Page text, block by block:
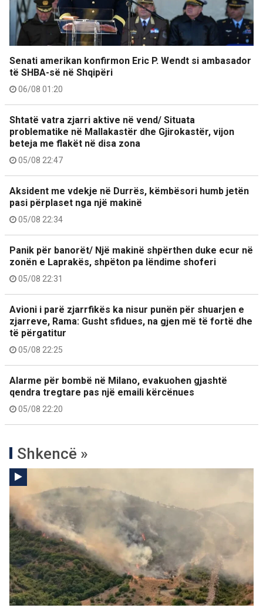
Senati amerikan konfirmon Eric P. Wendt si ambasador
të SHBA-së në Shqipëri
06/08 01:20
Shtatë vatra zjarri aktive në vend/ Situata
problematike në Mallakastër dhe Gjirokastër, vijon
beteja me flakët në disa zona
05/08 22:47
Aksident me vdekje në Durrës, këmbësori humb jetën
pasi përplaset nga një makinë
05/08 22:34
Panik për banorët/ Një makinë shpërthen duke ecur në
zonën e Laprakës, shpëton pa lëndime shoferi
05/08 22:31
Avioni i parë zjarrfikës ka nisur punën për shuarjen e
zjarreve, Rama: Gusht sfidues, na gjen më të fortë dhe
të përgatitur
05/08 22:25
Alarme për bombë në Milano, evakuohen gjashtë
qendra tregtare pas një emaili kërcënues
05/08 22:20
Shkencë »